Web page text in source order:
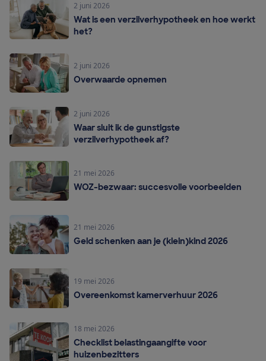
2 juni 2026
Wat is een verzilverhypotheek en hoe werkt
het?
2 juni 2026
Overwaarde opnemen
2 juni 2026
Waar sluit ik de gunstigste
verzilverhypotheek af?
21 mei 2026
WOZ-bezwaar: succesvolle voorbeelden
21 mei 2026
Geld schenken aan je (klein)kind 2026
19 mei 2026
Overeenkomst kamerverhuur 2026
18 mei 2026
Checklist belastingaangifte voor
huizenbezitters